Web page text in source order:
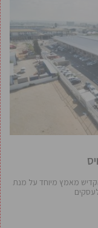
מאמץ מיוחד על מנת